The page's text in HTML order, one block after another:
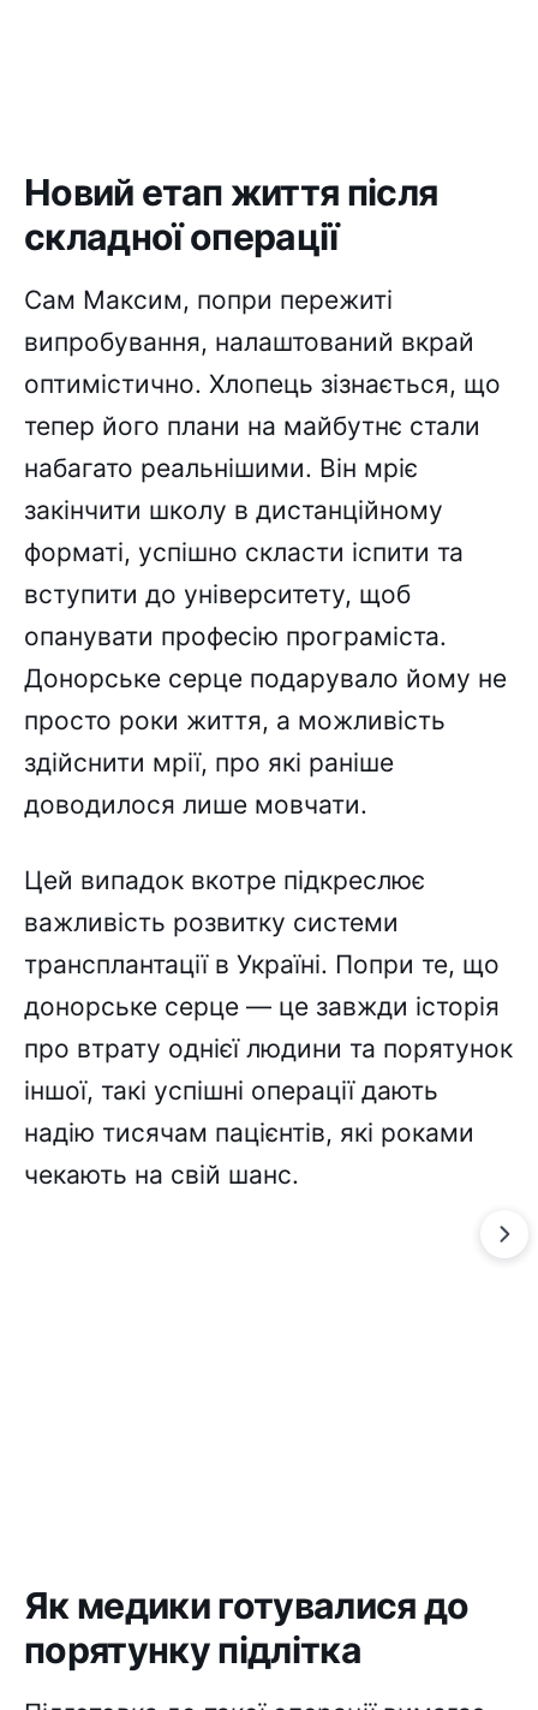
Новий етап життя після
складної операції
Сам Максим, попри пережиті
випробування, налаштований вкрай
оптимістично. Хлопець зізнається, що
тепер його плани на майбутнє стали
набагато реальнішими. Він мріє
закінчити школу в дистанційному
форматі, успішно скласти іспити та
вступити до університету, щоб
опанувати професію програміста.
Донорське серце подарувало йому не
просто роки життя, а можливість
здійснити мрії, про які раніше
доводилося лише мовчати.
Цей випадок вкотре підкреслює
важливість розвитку системи
трансплантації в Україні. Попри те, що
донорське серце — це завжди історія
про втрату однієї людини та порятунок
іншої, такі успішні операції дають
надію тисячам пацієнтів, які роками
чекають на свій шанс.
Як медики готувалися до
порятунку підлітка